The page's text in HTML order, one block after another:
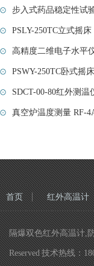
步入式药品稳定性试
PSLY-250TC立式摇
高精度二维电子水平
PSWY-250TC卧式摇
SDCT-00-80红外测温
真空炉温度测量 RF-
首页 红外高温计
隔爆双色红外高温计,
Reserved 技术热线：